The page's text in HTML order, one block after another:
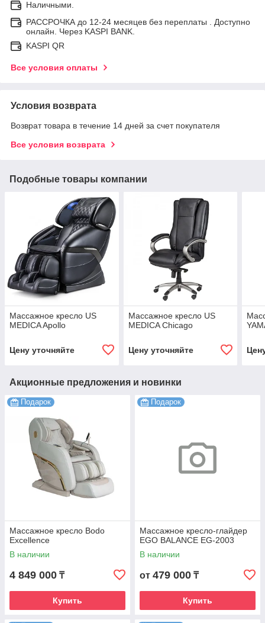
Наличными.
РАССРОЧКА до 12-24 месяцев без переплаты . Доступно
онлайн. Через KASPI BANK.
KASPI QR
Все условия оплаты
Условия возврата
Возврат товара в течение 14 дней за счет покупателя
Все условия возврата
Подобные товары компании
Массажное кресло US
MEDICA Apollo
Цену уточняйте
Массажное кресло US
MEDICA Chicago
Цену уточняйте
Акционные предложения и новинки
Подарок
Массажное кресло Bodo
Excellence
В наличии
4 849 000 ₸
Купить
Подарок
Массажное кресло-глайдер
EGO BALANCE EG-2003
В наличии
от 479 000 ₸
Купить